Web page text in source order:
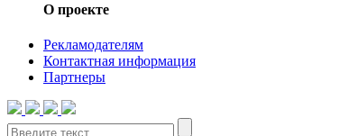
О проекте
Рекламодателям
Контактная информация
Партнеры